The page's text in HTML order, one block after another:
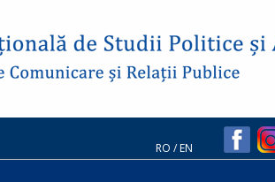
RO /EN